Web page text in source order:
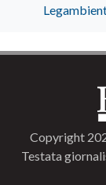
Copyright
Testata